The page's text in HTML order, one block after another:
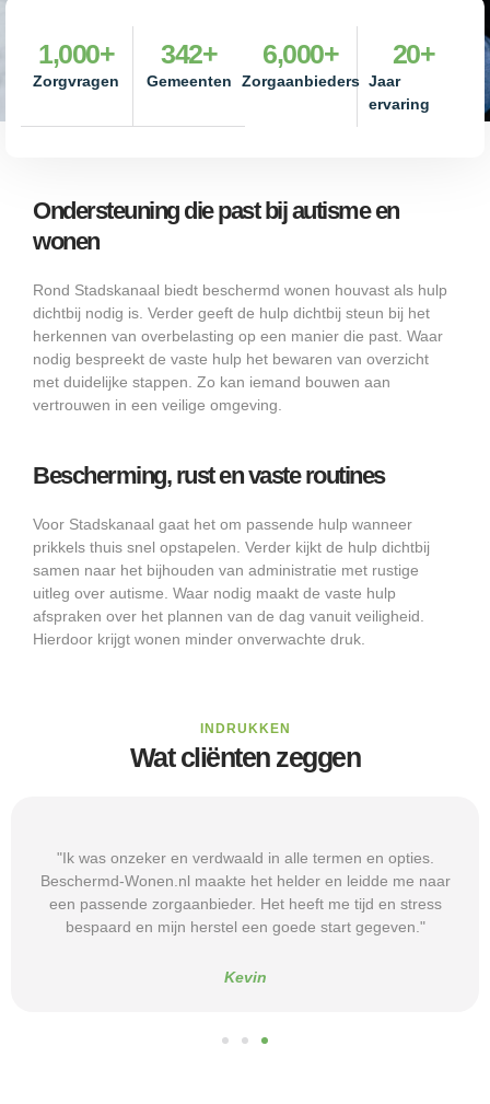
Zorgvragen
1,000+
Gemeenten
342+
Zorgaanbieders
6,000+
Jaar
ervaring
20+
Ondersteuning die past bij autisme en
wonen
Rond Stadskanaal biedt beschermd wonen houvast als hulp
dichtbij nodig is. Verder geeft de hulp dichtbij steun bij het
herkennen van overbelasting op een manier die past. Waar
nodig bespreekt de vaste hulp het bewaren van overzicht
met duidelijke stappen. Zo kan iemand bouwen aan
vertrouwen in een veilige omgeving.
Bescherming, rust en vaste routines
Voor Stadskanaal gaat het om passende hulp wanneer
prikkels thuis snel opstapelen. Verder kijkt de hulp dichtbij
samen naar het bijhouden van administratie met rustige
uitleg over autisme. Waar nodig maakt de vaste hulp
afspraken over het plannen van de dag vanuit veiligheid.
Hierdoor krijgt wonen minder onverwachte druk.
INDRUKKEN
Wat cliënten zeggen
"Ik was onzeker en verdwaald in alle termen en opties.
Beschermd-Wonen.nl maakte het helder en leidde me naar
een passende zorgaanbieder. Het heeft me tijd en stress
bespaard en mijn herstel een goede start gegeven."
Kevin